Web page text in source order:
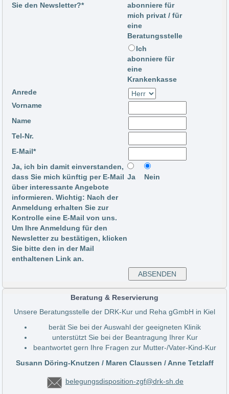
Sie den Newsletter?*
abonniere für
mich privat / für
eine
Beratungsstelle
Ich
abonniere für
eine
Krankenkasse
Anrede
Vorname
Name
Tel-Nr.
E-Mail*
Ja, ich bin damit einverstanden,
dass Sie mich künftig per E-Mail
über interessante Angebote
informieren. Wichtig: Nach der
Anmeldung erhalten Sie zur
Kontrolle eine E-Mail von uns.
Um Ihre Anmeldung für den
Newsletter zu bestätigen, klicken
Sie bitte den in der Mail
enthaltenen Link an.
Ja Nein
Beratung & Reservierung
Unsere Beratungsstelle der DRK-Kur und Reha gGmbH in Kiel
berät Sie bei der Auswahl der geeigneten Klinik
unterstützt Sie bei der Beantragung Ihrer Kur
beantwortet gern Ihre Fragen zur Mutter-/Vater-Kind-Kur
Susann Döring-Knutzen / Maren Claussen / Anne Tetzlaff
belegungsdisposition-zgf@drk-sh.de